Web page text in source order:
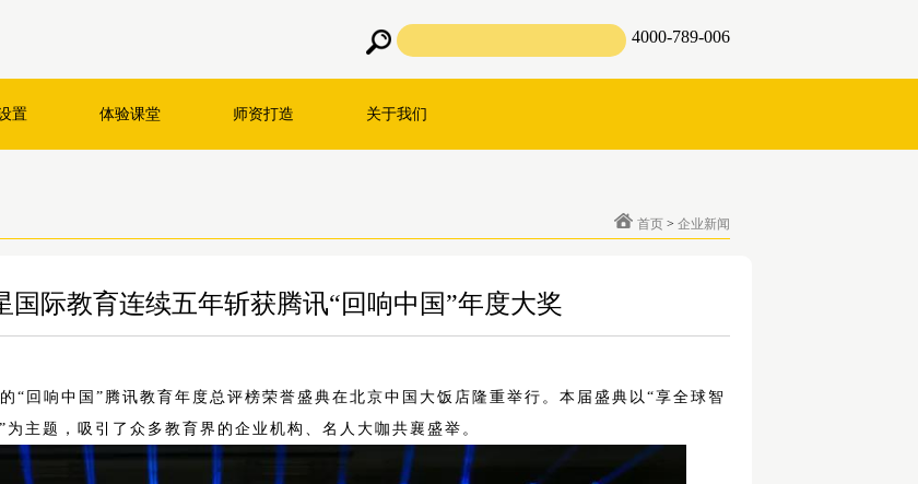
4000-789-006
置 体验课堂 师资打造 关于我们
首页 > 企业新闻
国际教育连续五年斩获腾讯“回响中国”年度大奖
“回响中国”腾讯教育年度总评榜荣誉盛典在北京中国大饭店隆重举行。本届盛典以“享全球智
为主题，吸引了众多教育界的企业机构、名人大咖共襄盛举。